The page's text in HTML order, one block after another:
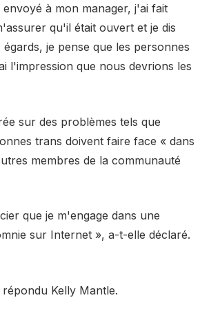
à mon manager, j'ai fait
qu'il était ouvert et je dis
je pense que les personnes
l'impression que nous devrions les
sur des problèmes tels que
trans doivent faire face « dans
membres de la communauté
que je m'engage dans une
sur Internet », a-t-elle déclaré.
Kelly Mantle.